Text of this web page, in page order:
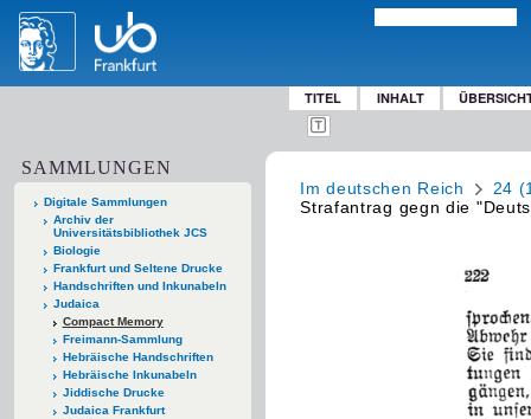
TITEL INHALT
SAMMLUNGEN
Digitale Sammlungen
Archiv der
Universitätsbibliothek JCS
Biologie
Frankfurt und Seltene Drucke
Handschriften und Inkunabeln
Judaica
Compact Memory
Freimann-Sammlung
Hebräische Handschriften
Hebräische Inkunabeln
Jiddische Drucke
Judaica Frankfurt
Im deutschen Reich
24
Strafantrag gegn die